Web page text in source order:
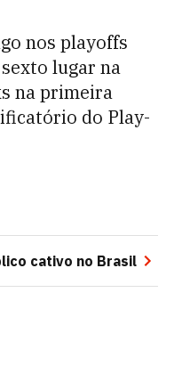
nos playoffs
lugar na
na primeira
do Play-
cativo no Brasil